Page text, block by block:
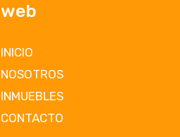
web
INICIO
NOSOTROS
INMUEBLES
CONTACTO